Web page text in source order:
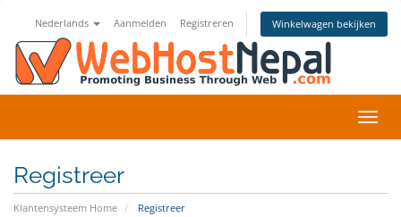
Nederlands Aanmelden Registreren Winkelwagen bekijken
in-/
Registreer
Klantensysteem Home Registreer